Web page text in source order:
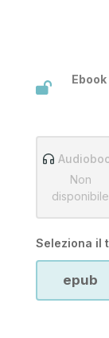
Non
disponibile
Seleziona il
epub